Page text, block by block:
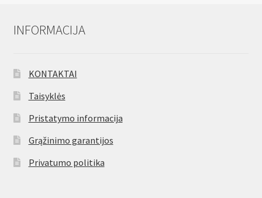
INFORMACIJA
KONTAKTAI
Taisyklės
Pristatymo informacija
Grąžinimo garantijos
Privatumo politika